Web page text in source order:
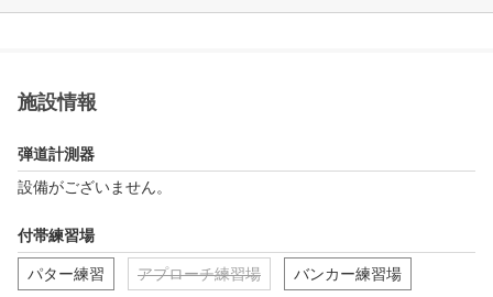
施設情報
弾道計測器
設備がございません。
付帯練習場
パター練習 アプローチ練習場 バンカー練習場